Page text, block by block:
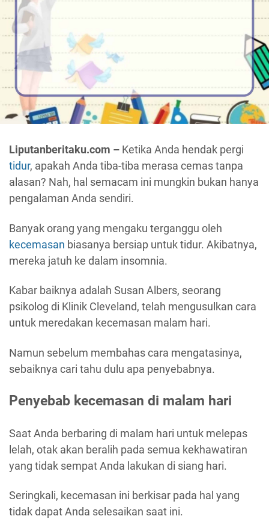
Liputanberitaku.com – Ketika Anda hendak pergi
tidur, apakah Anda tiba-tiba merasa cemas tanpa
alasan? Nah, hal semacam ini mungkin bukan hanya
pengalaman Anda sendiri.
Banyak orang yang mengaku terganggu oleh
kecemasan biasanya bersiap untuk tidur. Akibatnya,
mereka jatuh ke dalam insomnia.
Kabar baiknya adalah Susan Albers, seorang
psikolog di Klinik Cleveland, telah mengusulkan cara
untuk meredakan kecemasan malam hari.
Namun sebelum membahas cara mengatasinya,
sebaiknya cari tahu dulu apa penyebabnya.
Penyebab kecemasan di malam hari
Saat Anda berbaring di malam hari untuk melepas
lelah, otak akan beralih pada semua kekhawatiran
yang tidak sempat Anda lakukan di siang hari.
Seringkali, kecemasan ini berkisar pada hal yang
tidak dapat Anda selesaikan saat ini.